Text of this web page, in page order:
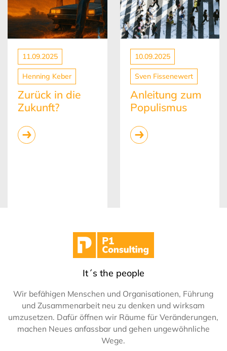
11.09.2025
Henning Keber
Zurück in die
Zukunft?
10.09.2025
Sven Fissenewert
Anleitung zum
Populismus
It´s the people
Wir befähigen Menschen und Organisationen, Führung
und Zusammenarbeit neu zu denken und wirksam
umzusetzen. Dafür öffnen wir Räume für Veränderungen,
machen Neues anfassbar und gehen ungewöhnliche
Wege.